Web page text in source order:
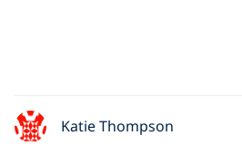
Katie Thompson